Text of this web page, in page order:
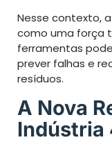
Nesse contexto,
como uma força
ferramentas
prever falhas e
resíduos.
A Nova
Indústria